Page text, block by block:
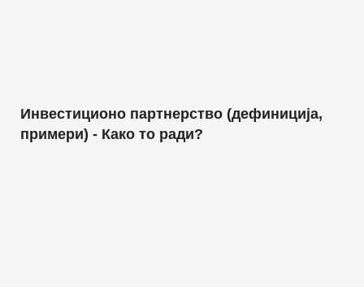
Инвестиционо партнерство (дефиниција,
примери) - Како то ради?